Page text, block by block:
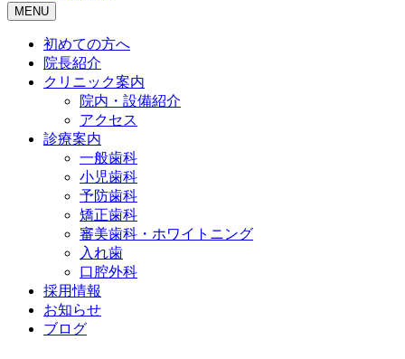
MENU
初めての方へ
院長紹介
クリニック案内
院内・設備紹介
アクセス
診療案内
一般歯科
小児歯科
予防歯科
矯正歯科
審美歯科・ホワイトニング
入れ歯
口腔外科
採用情報
お知らせ
ブログ